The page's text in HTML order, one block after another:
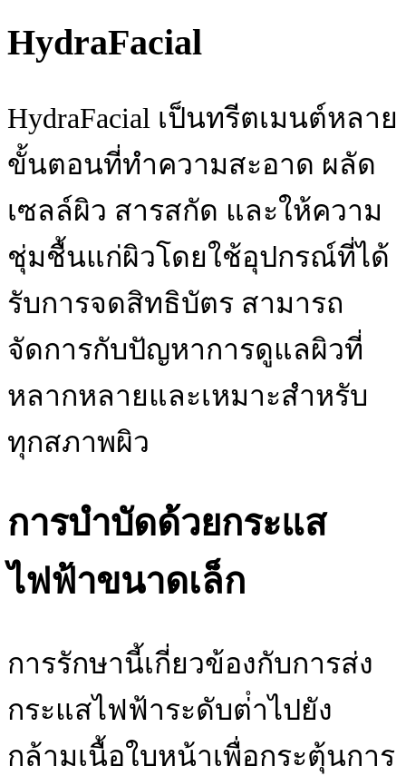
HydraFacial
HydraFacial เป็นทรีตเมนต์หลาย
ขั้นตอนที่ทําความสะอาด ผลัด
เซลล์ผิว สารสกัด และให้ความ
ชุ่มชื้นแก่ผิวโดยใช้อุปกรณ์ที่ได้
รับการจดสิทธิบัตร สามารถ
จัดการกับปัญหาการดูแลผิวที่
หลากหลายและเหมาะสําหรับ
ทุกสภาพผิว
การบําบัดด้วยกระแส
ไฟฟ้าขนาดเล็ก
การรักษานี้เกี่ยวข้องกับการส่ง
กระแสไฟฟ้าระดับต่ําไปยัง
กล้ามเนื้อใบหน้าเพื่อกระตุ้นการ